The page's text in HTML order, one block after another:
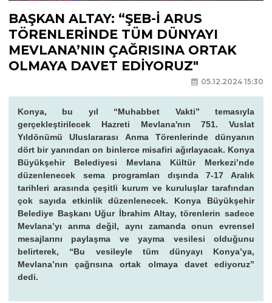
BAŞKAN ALTAY: “ŞEB-İ ARUS
TÖRENLERİNDE TÜM DÜNYAYI
MEVLANA’NIN ÇAĞRISINA ORTAK
OLMAYA DAVET EDİYORUZ"
05.12.2024 15:30
Konya, bu yıl “Muhabbet Vakti” temasıyla
gerçekleştirilecek Hazreti Mevlana'nın 751. Vuslat
Yıldönümü Uluslararası Anma Törenlerinde dünyanın
dört bir yanından on binlerce misafiri ağırlayacak. Konya
Büyükşehir Belediyesi Mevlana Kültür Merkezi’nde
düzenlenecek sema programları dışında 7-17 Aralık
tarihleri arasında çeşitli kurum ve kuruluşlar tarafından
çok sayıda etkinlik düzenlenecek. Konya Büyükşehir
Belediye Başkanı Uğur İbrahim Altay, törenlerin sadece
Mevlana’yı anma değil, aynı zamanda onun evrensel
mesajlarını paylaşma ve yayma vesilesi olduğunu
belirterek, “Bu vesileyle tüm dünyayı Konya’ya,
Mevlana’nın çağrısına ortak olmaya davet ediyoruz”
dedi.